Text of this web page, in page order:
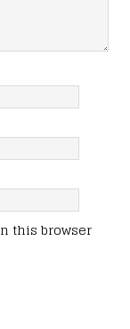
this browser